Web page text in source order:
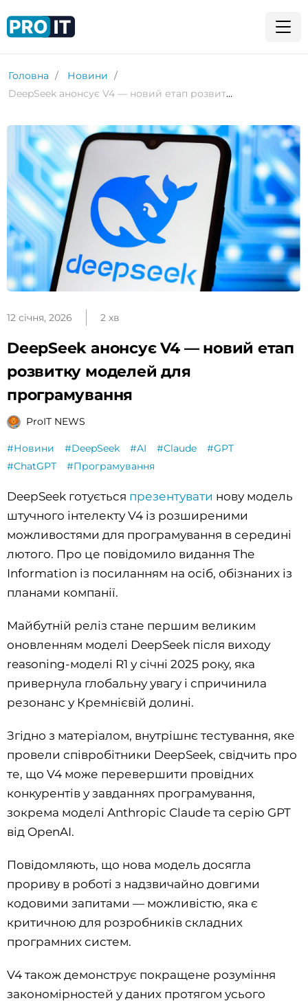
Головна
Новини
DeepSeek анонсує V4 — новий етап розвитку моделей для програмування
12 січня, 2026 2 хв
DeepSeek анонсує V4 — новий етап
розвитку моделей для
програмування
ProIT NEWS
#Новини #DeepSeek #AI #Claude
#GPT
#ChatGPT
#Програмування
DeepSeek готується презентувати нову модель
штучного інтелекту V4 із розширеними
можливостями для програмування в середині
лютого. Про це повідомило видання The
Information із посиланням на осіб, обізнаних із
планами компанії.
Майбутній реліз стане першим великим
оновленням моделі DeepSeek після виходу
reasoning-моделі R1 у січні 2025 року, яка
привернула глобальну увагу і спричинила
резонанс у Кремнієвій долині.
Згідно з матеріалом, внутрішнє тестування, яке
провели співробітники DeepSeek, свідчить про
те, що V4 може перевершити провідних
конкурентів у завданнях програмування,
зокрема моделі Anthropic Claude та серію GPT
від OpenAI.
Повідомляють, що нова модель досягла
прориву в роботі з надзвичайно довгими
кодовими запитами — можливістю, яка є
критичною для розробників складних
програмних систем.
V4 також демонструє покращене розуміння
закономірностей у даних протягом усього